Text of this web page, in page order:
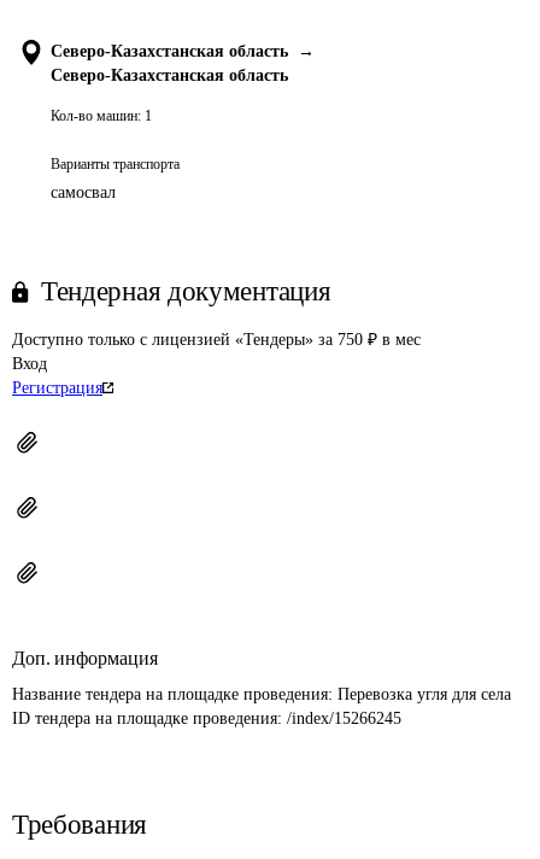
Северо-Казахстанская область
→
Северо-Казахстанская область
Кол-во машин: 1
Варианты транспорта
самосвал
Тендерная документация
Доступно только с лицензией «Тендеры» за 750 ₽ в мес
Вход
Регистрация
Доп. информация
Название тендера на площадке проведения: Перевозка угля для села
ID тендера на площадке проведения: /index/15266245
Требования